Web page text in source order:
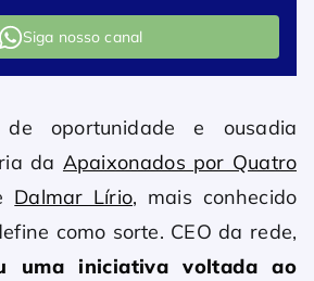
Siga nosso canal
oportunidade e ousadia
da Apaixonados por Quatro
Dalmar Lírio, mais conhecido
como sorte. CEO da rede,
uma iniciativa voltada ao